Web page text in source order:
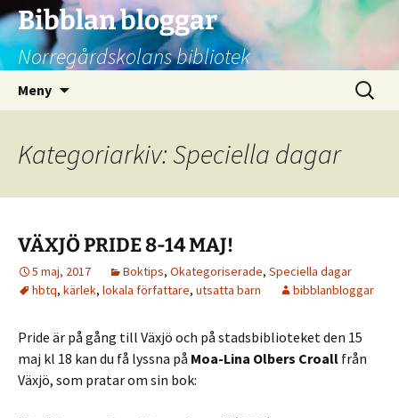
Bibblan bloggar
Norregårdskolans bibliotek
Meny
Sök
efter:
Kategoriarkiv: Speciella dagar
VÄXJÖ PRIDE 8-14 MAJ!
5 maj, 2017 Boktips, Okategoriserade, Speciella dagar
hbtq, kärlek, lokala författare, utsatta barn bibblanbloggar
Pride är på gång till Växjö och på stadsbiblioteket den 15
maj kl 18 kan du få lyssna på Moa-Lina Olbers Croall från
Växjö, som pratar om sin bok: